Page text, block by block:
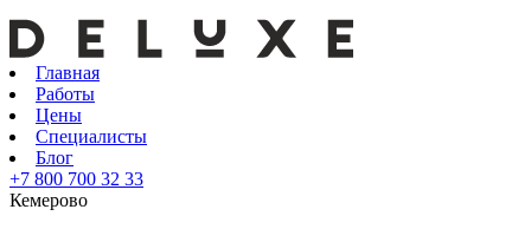
Главная
Работы
Цены
Специалисты
Блог
+7 800 700 32 33
Кемерово